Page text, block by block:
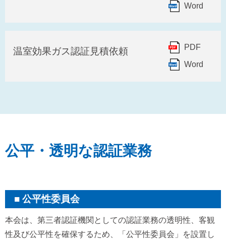
Word
温室効果ガス認証見積依頼 PDF
Word
公平・透明な認証業務
公平性委員会
本会は、第三者認証機関としての認証業務の透明性、客観
性及び公平性を確保するため、「公平性委員会」を設置し